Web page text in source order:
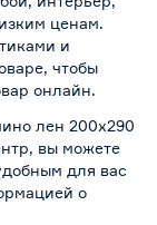
ценам.
и
чтобы
онлайн.
лен 200х290
вы можете
для вас
о